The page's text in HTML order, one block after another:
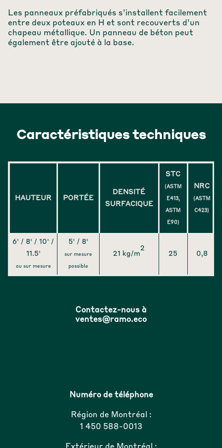
Les panneaux préfabriqués s’installent facilement
entre deux poteaux en H et sont recouverts d’un
chapeau métallique. Un panneau de béton peut
également être ajouté à la base.
Caractéristiques techniques
HAUTEUR PORTÉE
DENSITÉ
SURFACIQUE
STC
(ASTM
E413,
ASTM
E90)
NRC
(ASTM
C423)
6' / 8' / 10' /
11.5'
ou sur mesure
5' / 8'
sur mesure
possible
21 kg/m
2
25 0,8
Contactez-nous à
ventes@ramo.eco
Numéro de téléphone
Région de Montréal :
1 450 588-0013